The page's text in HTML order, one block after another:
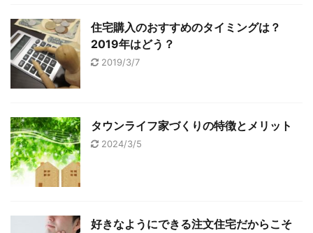
住宅購入のおすすめのタイミングは？
2019年はどう？
2019/3/7
タウンライフ家づくりの特徴とメリット
2024/3/5
好きなようにできる注文住宅だからこそ